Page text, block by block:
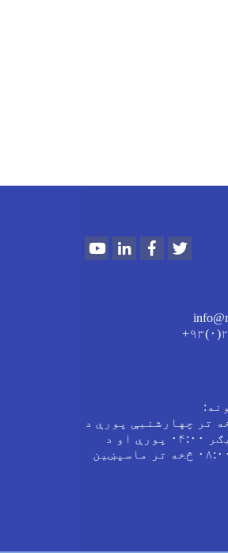
YoutubeLinkedInFacebook
تر چهارشنبې پورې د
سهار له ۰۸:۰۰ څخه تر مازدیګر ۰۴:۰۰ پورې او د
پنجشنبې په ورځ د سهار له ۰۸:۰۰ څخه تر ماسپښین